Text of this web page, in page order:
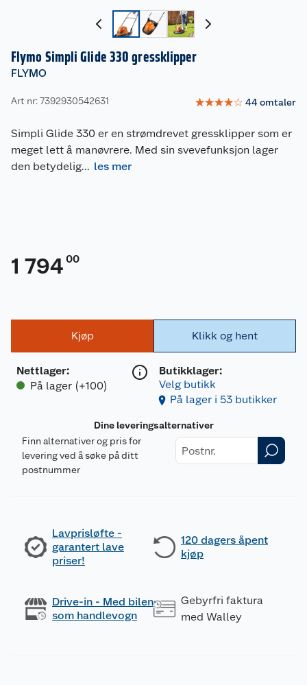
Flymo Simpli Glide 330 gressklipper
FLYMO
Art nr: 7392930542631 ☆☆☆☆☆ 44omtaler
Simpli Glide 330 er en strømdrevet gressklipper som er
meget lett å manøvrere. Med sin svevefunksjon lager
den betydelig... les mer
1 794 00
Kjøp
Nettlager:
På lager (+100)
Klikk og hent
Butikklager:
Velg butikk
På lager i 53 butikker
Dine leveringsalternativer
Finn alternativer og pris for
levering ved å søke på ditt
postnummer
Lavprisløfte -
garantert lave
priser!
120 dagers åpent
kjøp
Drive-in - Med bilen
som handlevogn
Gebyrfri faktura
med Walley